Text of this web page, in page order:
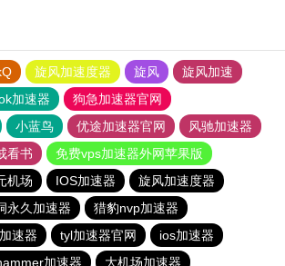
旋风加速度器 旋风
旋风加速
加速器
狗急加速器官网
小蓝鸟 优途加速器官网
风驰加速器
看书
免费vps加速器外网苹果版
机场 IOS加速器
旋风加速度器
永久加速器
猎豹nvp加速器
速器 tyl加速器官网
ios加速器
加速器 大机场加速器